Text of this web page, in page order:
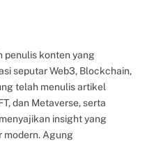
penulis konten yang
seputar Web3, Blockchain,
telah menulis artikel
dan Metaverse, serta
insight yang
modern. Agung